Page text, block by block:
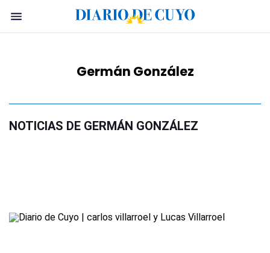
Germán González
NOTICIAS DE GERMÁN GONZÁLEZ